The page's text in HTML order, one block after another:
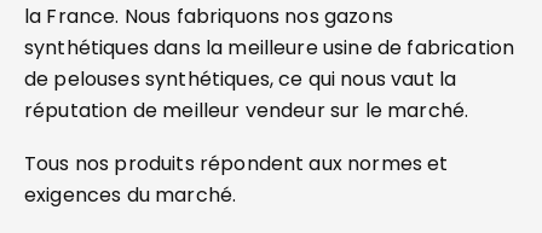
la France. Nous fabriquons nos gazons
synthétiques dans la meilleure usine de fabrication
de pelouses synthétiques, ce qui nous vaut la
réputation de meilleur vendeur sur le marché.
Tous nos produits répondent aux normes et
exigences du marché.